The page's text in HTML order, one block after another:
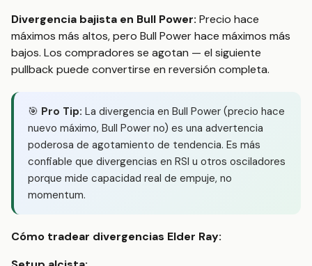
Divergencia bajista en Bull Power: Precio hace
máximos más altos, pero Bull Power hace máximos más
bajos. Los compradores se agotan — el siguiente
pullback puede convertirse en reversión completa.
🎯 Pro Tip: La divergencia en Bull Power (precio hace
nuevo máximo, Bull Power no) es una advertencia
poderosa de agotamiento de tendencia. Es más
confiable que divergencias en RSI u otros osciladores
porque mide capacidad real de empuje, no
momentum.
Cómo tradear divergencias Elder Ray: